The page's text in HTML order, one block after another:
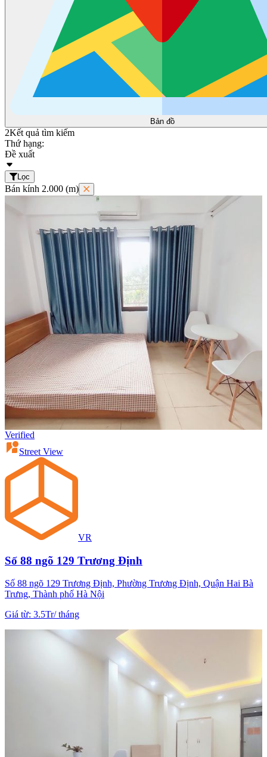
Bản đồ
2Kết quả tìm kiếm
Thứ hạng:
Đề xuất
Lọc
Bán kính 2.000 (m)
Verified
Street View
VR
Số 88 ngõ 129 Trương Định
Số 88 ngõ 129 Trương Định, Phường Trương Định, Quận Hai Bà
Trưng, Thành phố Hà Nội
Giá từ: 3.5Tr/tháng